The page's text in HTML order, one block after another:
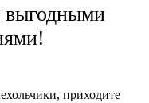
выгодными
приходите